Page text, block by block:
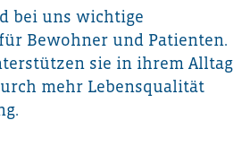
bei uns wichtige
Bewohner und Patienten.
sie in ihrem Alltag
mehr Lebensqualität